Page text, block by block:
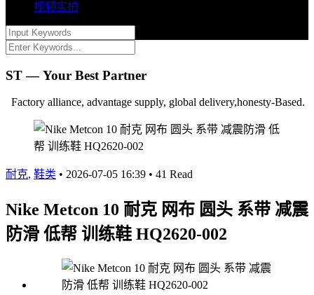
视频实拍
ST — Your Best Partner
Factory alliance, advantage supply, global delivery,honesty-Based.
耐克, 鞋类 • 2026-07-05 16:39 • 41 Read
Nike Metcon 10 耐克 网布 圆头 系带 减震
防滑 低帮 训练鞋 HQ2620-002